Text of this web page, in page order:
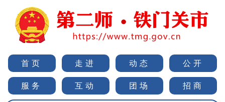
首页 走进 动态 公开
服务 互动 团场 招商